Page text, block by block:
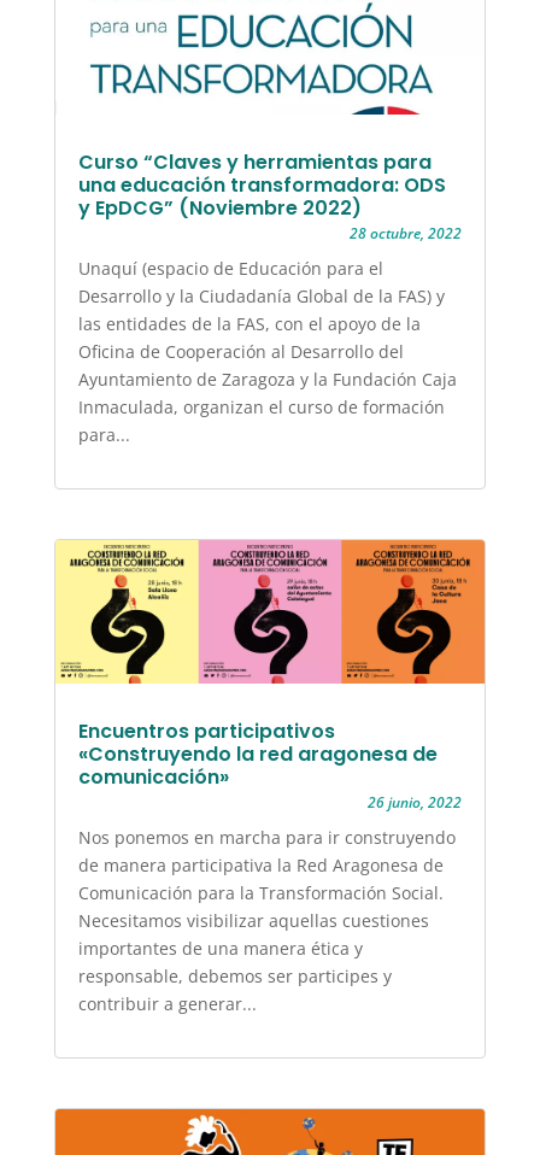
Curso “Claves y herramientas para
una educación transformadora: ODS
y EpDCG” (Noviembre 2022)
28 octubre, 2022
Unaquí (espacio de Educación para el
Desarrollo y la Ciudadanía Global de la FAS) y
las entidades de la FAS, con el apoyo de la
Oficina de Cooperación al Desarrollo del
Ayuntamiento de Zaragoza y la Fundación Caja
Inmaculada, organizan el curso de formación
para...
Encuentros participativos
«Construyendo la red aragonesa de
comunicación»
26 junio, 2022
Nos ponemos en marcha para ir construyendo
de manera participativa la Red Aragonesa de
Comunicación para la Transformación Social.
Necesitamos visibilizar aquellas cuestiones
importantes de una manera ética y
responsable, debemos ser participes y
contribuir a generar...